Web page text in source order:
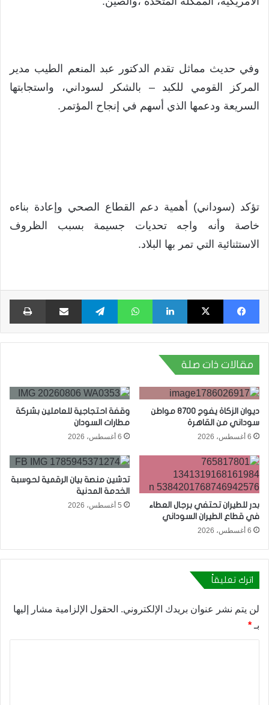
وفي حديث مماثل تقدم الدكتور عبد المنعم الطيب مدير
المركز القومي للكبد – بالشكر لسوداني، واستجابتها
السريعة ودعمها الذي أسهم في إنجاح المؤتمر.
تؤكد (سوداني) أهمية دعم القطاع الصحي وإعادة بناءه
خاصة وأنه واجه تحديات جسيمة بسبب الظروف
الاستثنائية التي تمر بها البلاد.
فيسبوك X لينكدإن واتساب تيلقرام مشاركة عبر البريد
مقالات ذات صلة
ديوان الزكاة يفوج 8700 مواطن
سوداني من القاهرة
6 أغسطس، 2026
وقفة احتجاجية للعاملين بشركة
مطارات السودان
6 أغسطس، 2026
بدر للطيران تحتفي برجال العطاء
في قطاع الطيران السوداني
6 أغسطس، 2026
تدشين منصة بيان الرقمية لحوسبة
الخدمة المدنية
5 أغسطس، 2026
اترك تعليقاً
لن يتم نشر عنوان بريدك الإلكتروني. الحقول الإلزامية مشار إليها
بـ *